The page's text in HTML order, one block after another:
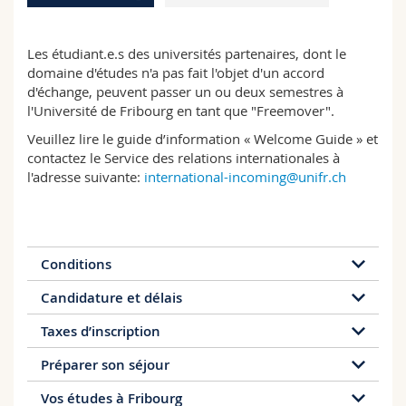
Sciences et médecine
Interfacultaire
Collaborateurs
Doctorants
Programme des cours
MyUnifr
Les étudiant.e.s des universités partenaires, dont le
domaine d'études n'a pas fait l'objet d'un accord
d'échange, peuvent passer un ou deux semestres à
l'Université de Fribourg en tant que "Freemover".
Veuillez lire le guide d’information « Welcome Guide » et
contactez le Service des relations internationales à
l'adresse suivante: international-incoming@unifr.ch
Conditions
Afin de participer à un séjour de mobilité à
l'Université de Fribourg (Unifr) en tant qu’étudiant-e
Freemover, les conditions suivantes doivent être
remplies:
1. Un accord d'échange valable
Candidature et délais
Un lien vous est envoyé sur votre adresse email
privée par le Service des relations internationales
(NB : il est conseillé de vérifier régulièrement les
dossiers spams/courriers indésirables). Nous vous
Taxes d’inscription
Les étudiant-e-s Freemover venant d’une université
avec laquelle l’Unifr a un accord d’échange valable
Préparer son séjour
Vos études à Fribourg